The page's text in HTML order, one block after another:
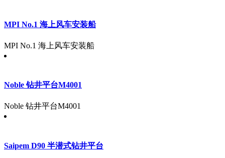
MPI No.1 海上风车安装船
MPI No.1 海上风车安装船
Noble 钻井平台M4001
Noble 钻井平台M4001
Saipem D90 半潜式钻井平台